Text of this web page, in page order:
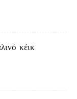
κέικ